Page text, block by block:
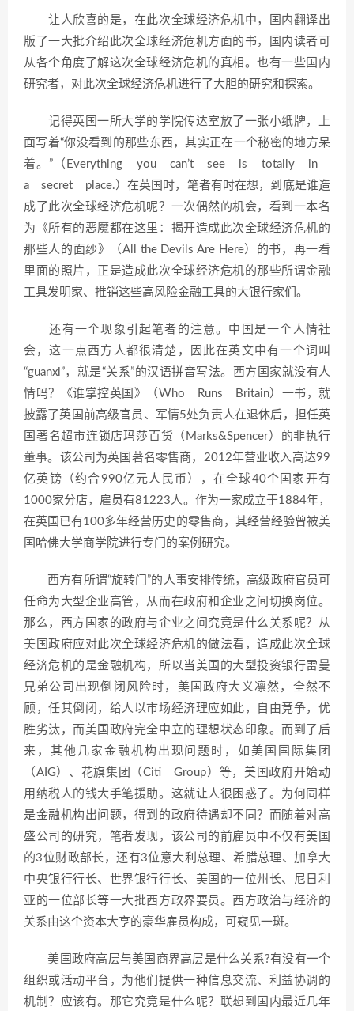
让人欣喜的是，在此次全球经济危机中，国内翻译出
版了一大批介绍此次全球经济危机方面的书，国内读者可
从各个角度了解这次全球经济危机的真相。也有一些国内
研究者，对此次全球经济危机进行了大胆的研究和探索。
记得英国一所大学的学院传达室放了一张小纸牌，上
面写着“你没看到的那些东西，其实正在一个秘密的地方呆
着。”（Everything you can’t see is totally in
a secret place.）在英国时，笔者有时在想，到底是谁造
成了此次全球经济危机呢？一次偶然的机会，看到一本名
为《所有的恶魔都在这里：揭开造成此次全球经济危机的
那些人的面纱》（All the Devils Are Here）的书，再一看
里面的照片，正是造成此次全球经济危机的那些所谓金融
工具发明家、推销这些高风险金融工具的大银行家们。
还有一个现象引起笔者的注意。中国是一个人情社
会，这一点西方人都很清楚，因此在英文中有一个词叫
“guanxi”，就是“关系”的汉语拼音写法。西方国家就没有人
情吗？《谁掌控英国》（Who Runs Britain）一书，就
披露了英国前高级官员、军情5处负责人在退休后，担任英
国著名超市连锁店玛莎百货（Marks&Spencer）的非执行
董事。该公司为英国著名零售商，2012年营业收入高达99
亿英镑（约合990亿元人民币），在全球40个国家开有
1000家分店，雇员有81223人。作为一家成立于1884年，
在英国已有100多年经营历史的零售商，其经营经验曾被美
国哈佛大学商学院进行专门的案例研究。
西方有所谓“旋转门”的人事安排传统，高级政府官员可
任命为大型企业高管，从而在政府和企业之间切换岗位。
那么，西方国家的政府与企业之间究竟是什么关系呢？从
美国政府应对此次全球经济危机的做法看，造成此次全球
经济危机的是金融机构，所以当美国的大型投资银行雷曼
兄弟公司出现倒闭风险时，美国政府大义凛然，全然不
顾，任其倒闭，给人以市场经济理应如此，自由竞争，优
胜劣汰，而美国政府完全中立的理想状态印象。而到了后
来，其他几家金融机构出现问题时，如美国国际集团
（AIG）、花旗集团（Citi Group）等，美国政府开始动
用纳税人的钱大手笔援助。这就让人很困惑了。为何同样
是金融机构出问题，得到的政府待遇却不同？而随着对高
盛公司的研究，笔者发现，该公司的前雇员中不仅有美国
的3位财政部长，还有3位意大利总理、希腊总理、加拿大
中央银行行长、世界银行行长、美国的一位州长、尼日利
亚的一位部长等一大批西方政界要员。西方政治与经济的
关系由这个资本大亨的豪华雇员构成，可窥见一斑。
美国政府高层与美国商界高层是什么关系?有没有一个
组织或活动平台，为他们提供一种信息交流、利益协调的
机制？应该有。那它究竟是什么呢？联想到国内最近几年